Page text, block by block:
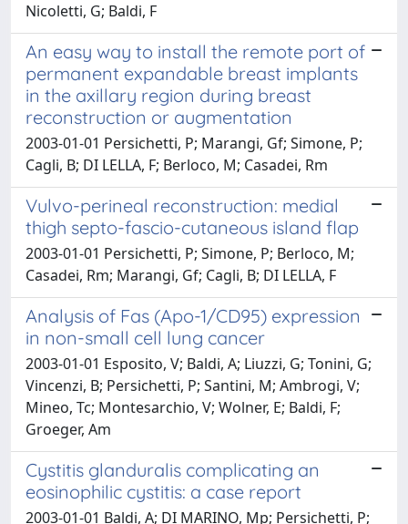
Nicoletti, G; Baldi, F
An easy way to install the remote port of
permanent expandable breast implants
in the axillary region during breast
reconstruction or augmentation
2003-01-01 Persichetti, P; Marangi, Gf; Simone, P;
Cagli, B; DI LELLA, F; Berloco, M; Casadei, Rm
Vulvo-perineal reconstruction: medial
thigh septo-fascio-cutaneous island flap
2003-01-01 Persichetti, P; Simone, P; Berloco, M;
Casadei, Rm; Marangi, Gf; Cagli, B; DI LELLA, F
Analysis of Fas (Apo-1/CD95) expression
in non-small cell lung cancer
2003-01-01 Esposito, V; Baldi, A; Liuzzi, G; Tonini, G;
Vincenzi, B; Persichetti, P; Santini, M; Ambrogi, V;
Mineo, Tc; Montesarchio, V; Wolner, E; Baldi, F;
Groeger, Am
Cystitis glanduralis complicating an
eosinophilic cystitis: a case report
2003-01-01 Baldi, A; DI MARINO, Mp; Persichetti, P;